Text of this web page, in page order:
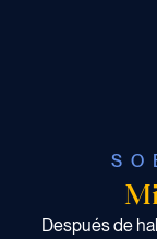
Después de